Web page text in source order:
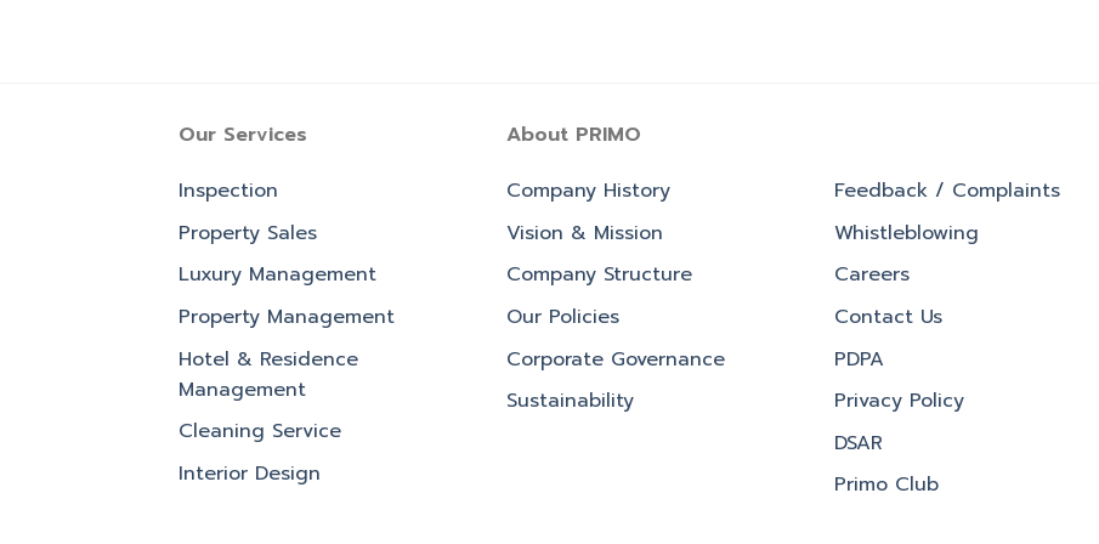
Our Services
Inspection
Property Sales
Luxury Management
Property Management
Hotel & Residence
Management
Cleaning Service
Interior Design
About PRIMO
Company History
Vision & Mission
Company Structure
Our Policies
Corporate Governance
Sustainability
Feedback / Complaints
Whistleblowing
Careers
Contact Us
PDPA
Privacy Policy
DSAR
Primo Club